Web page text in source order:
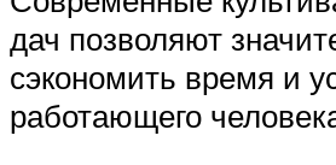
дач позволяют
сэкономить время и
работающего